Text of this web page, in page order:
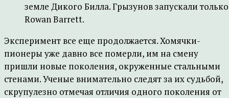
земле Дикого Билла. Грызунов запускали
Rowan Barrett.
Эксперимент все еще продолжается. Хомячки-
пионеры уже давно все померли, им на смену
пришли новые поколения, окруженные стальными
стенами. Ученые внимательно следят за их судьбой,
скрупулезно отмечая отличия одного поколения от